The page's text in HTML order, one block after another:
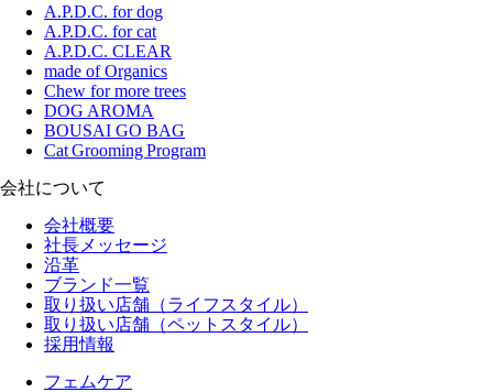
A.P.D.C. for dog
A.P.D.C. for cat
A.P.D.C. CLEAR
made of Organics
Chew for more trees
DOG AROMA
BOUSAI GO BAG
Cat Grooming Program
会社について
会社概要
社長メッセージ
沿革
ブランド一覧
取り扱い店舗（ライフスタイル）
取り扱い店舗（ペットスタイル）
採用情報
フェムケア